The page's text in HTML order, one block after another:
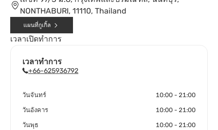
NONTHABURI, 11110, Thailand
แผนที่กูเกิ้ล
เวลาเปิดทำการ
เวลาทำการ
+66-625936792
วันจันทร์ 10:00 - 21:00
วันอังคาร 10:00 - 21:00
วันพุธ 10:00 - 21:00